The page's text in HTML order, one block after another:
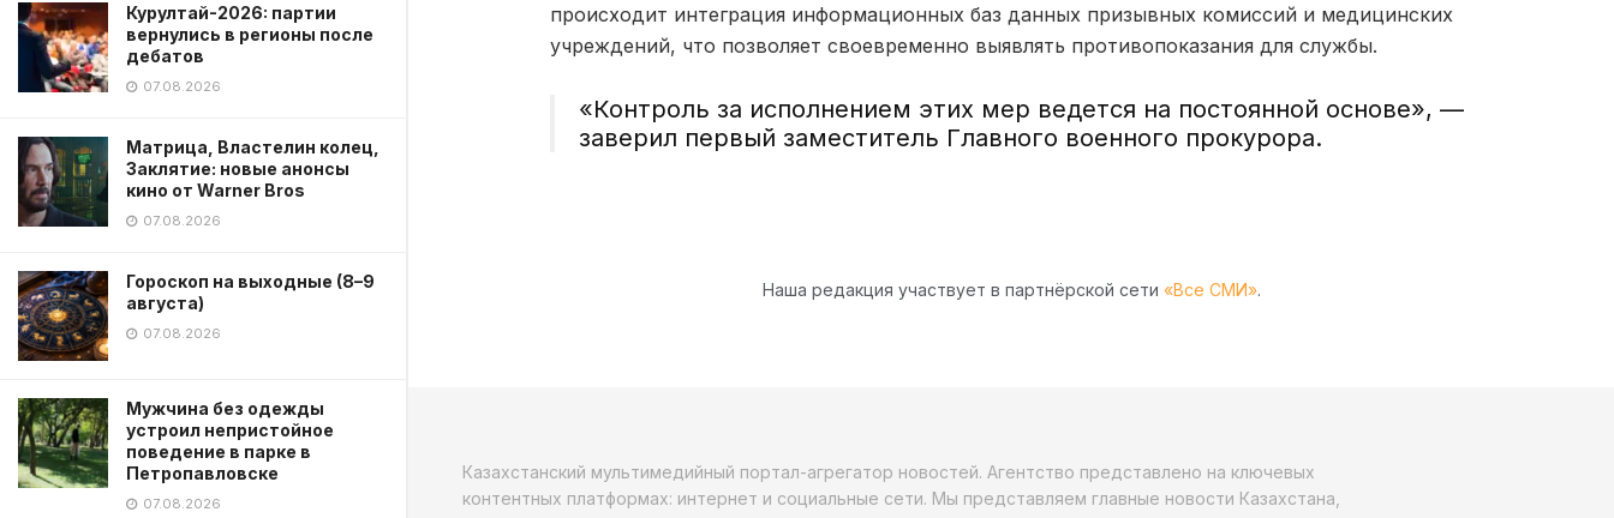
Курултай-2026: партии
вернулись в регионы после
дебатов
07.08.2026
Матрица, Властелин колец,
Заклятие: новые анонсы
кино от Warner Bros
07.08.2026
Гороскоп на выходные (8–9
августа)
07.08.2026
Мужчина без одежды
устроил непристойное
поведение в парке в
Петропавловске
07.08.2026
происходит интеграция информационных баз данных призывных комиссий и медицинских
учреждений, что позволяет своевременно выявлять противопоказания для службы.
«Контроль за исполнением этих мер ведется на постоянной основе», —
заверил первый заместитель Главного военного прокурора.
Наша редакция участвует в партнёрской сети «Все СМИ».
Казахстанский мультимедийный портал-агрегатор новостей. Агентство представлено на ключевых
контентных платформах: интернет и социальные сети. Мы представляем главные новости Казахстана,